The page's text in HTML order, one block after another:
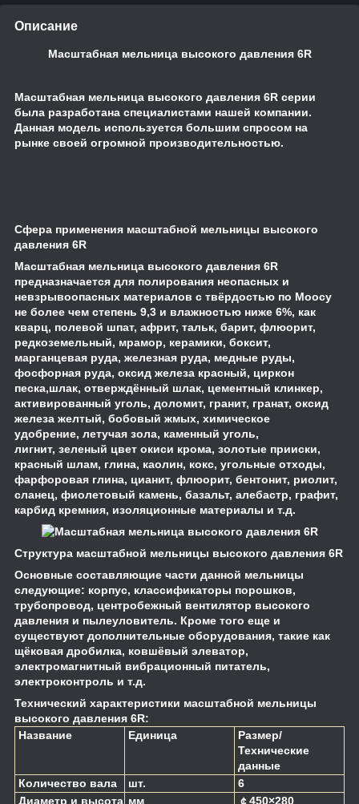
Описание
Масштабная мельница высокого давления 6R
Масштабная мельница высокого давления 6R серии
была разработана специалистами нашей компании.
Данная модель используется большим спросом на
рынке своей огромной производительностью.
Сфера применения масштабной мельницы высокого
давления 6R
Масштабная мельница высокого давления 6R
предназначается для полирования неопасных и
невзрывоопасных материалов с твёрдостью по Моосу
не более чем степень 9,3 и влажностью ниже 6%, как
кварц, полевой шпат, африт, тальк, барит, флюорит,
редкоземельный, мрамор, керамики, боксит,
марганцевая руда, железная руда, медные руды,
фосфорная руда, оксид железа красный, циркон
песка,шлак, отверждённый шлак, цементный клинкер,
активированный уголь, доломит, гранит, гранат, оксид
железа желтый, бобовый жмых, химическое
удобрение, летучая зола, каменный уголь,
лигнит, зеленый цвет окиси крома, золотые прииски,
красный шлам, глина, каолин, кокс, угольные отходы,
фарфоровая глина, цианит, флюорит, бентонит, риолит,
сланец, фиолетовый камень, базальт, алебастр, графит,
карбид кремния, изоляционные материалы и т.д.
Структура масштабной мельницы высокого давления 6R
Основные составляющие части данной мельницы
следующие: корпус, классификаторы порошков,
трубопровод, центробежный вентилятор высокого
давления и пылеуловитель. Кроме того еще и
существуют дополнительные оборудования, такие как
щёковая дробилка, ковшёвый элеватор,
электромагнитный вибрационный питатель,
электроконтроль и т.д.
Технический характеристики масштабной мельницы
высокого давления 6R:
Название
Единица
Размер/
Технические
данные
Количество вала
шт.
6
Диаметр и высота мм ￠450×280